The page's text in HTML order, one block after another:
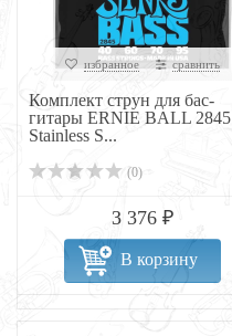
избранное сравнить
Комплект струн для бас-
гитары ERNIE BALL 2845
Stainless S...
(0)
3 376 ₽
В корзину